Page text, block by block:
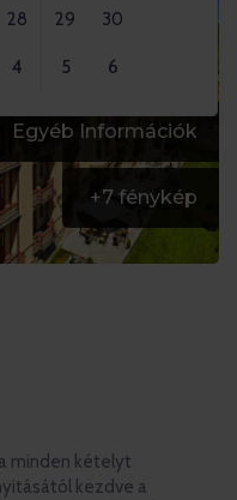
28 29 30
4 5 6
Egyéb Információk
+7 fénykép
minden kételyt
kezdve a